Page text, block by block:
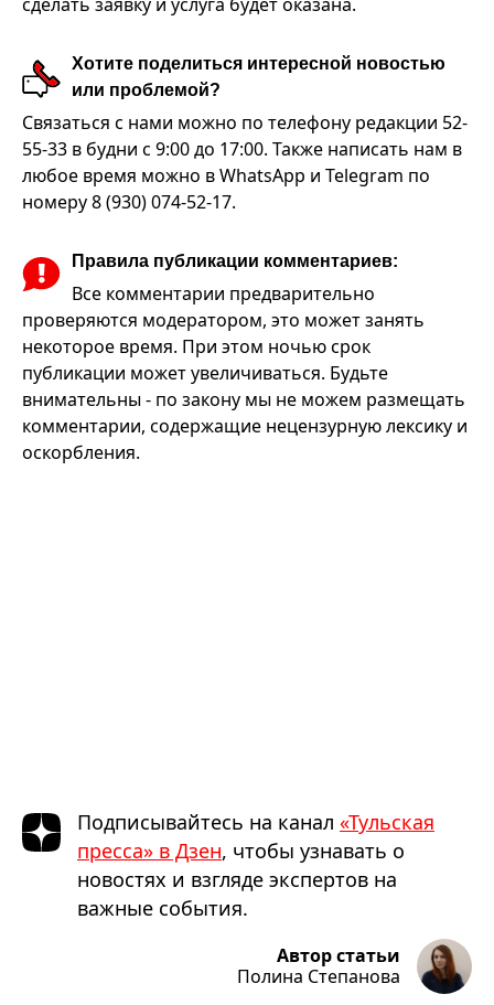
Хотите поделиться интересной новостью
или проблемой?
Связаться с нами можно по телефону редакции 52-
55-33 в будни с 9:00 до 17:00. Также написать нам в
любое время можно в WhatsApp и Telegram по
номеру 8 (930) 074-52-17.
Правила публикации комментариев:
Все комментарии предварительно
проверяются модератором, это может занять
некоторое время. При этом ночью срок
публикации может увеличиваться. Будьте
внимательны - по закону мы не можем размещать
комментарии, содержащие нецензурную лексику и
оскорбления.
Подписывайтесь на канал «Тульская
пресса» в Дзен, чтобы узнавать о
новостях и взгляде экспертов на
важные события.
Автор статьи
Полина Степанова